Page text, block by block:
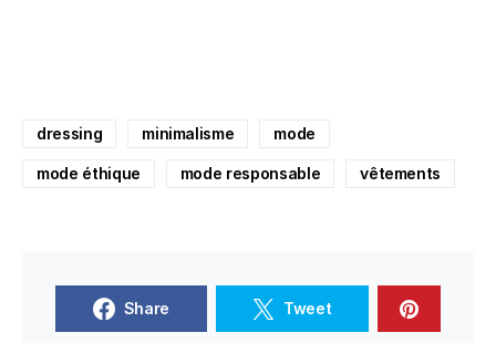
dressing minimalisme mode
mode éthique mode responsable vêtements
Share Tweet